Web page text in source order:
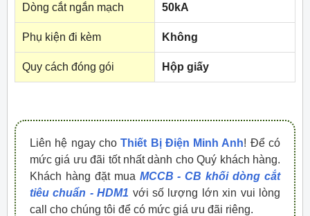
Dòng cắt ngắn mạch 50kA
Phụ kiện đi kèm Không
Quy cách đóng gói Hộp giấy
Liên hệ ngay choThiết Bị Điện Minh Anh! Để có
mức giá ưu đãi tốt nhất dành cho Quý khách hàng.
Khách hàng đặt mua MCCB - CB khối dòng cắt
tiêu chuẩn - HDM1 với số lượng lớn xin vui lòng
call cho chúng tôi để có mức giá ưu đãi riêng.